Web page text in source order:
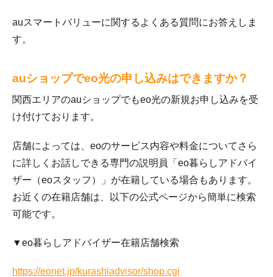
auスマートバリューに関するよくある質問にお答えしま
す。
auショップでeo光の申し込みはできますか？
関西エリアのauショップでもeo光の新規お申し込みを受
け付けております。
店舗によっては、eoのサービス内容や料金についてさら
に詳しくお話しできる専門の説明員「eo暮らしアドバイ
ザー（eoスタッフ）」が在籍している場合もあります。
お近くの在籍店舗は、以下の公式ページから簡単に検索
可能です。
▼eo暮らしアドバイザー在籍店舗検索
https://eonet.jp/kurashiadvisor/shop.cgi